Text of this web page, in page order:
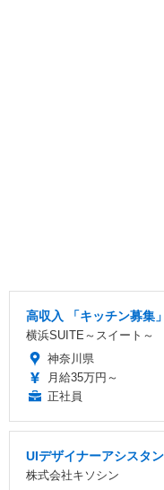
高収入 「キッチン募集
横浜SUITE～スイート～
神奈川県
月給35万円～
正社員
UIデザイナーアシスタ
株式会社キソシン